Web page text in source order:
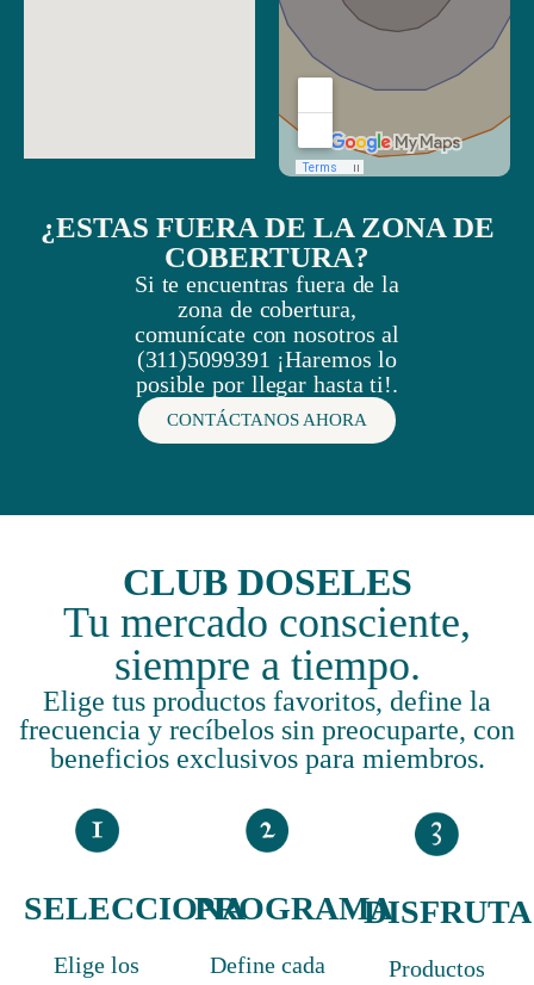
¿ESTAS FUERA DE LA ZONA DE
COBERTURA?
Si te encuentras fuera de la
zona de cobertura,
comunícate con nosotros al
(311)5099391 ¡Haremos lo
posible por llegar hasta ti!.
CONTÁCTANOS AHORA
CLUB DOSELES
Tu mercado consciente,
siempre a tiempo.
Elige tus productos favoritos, define la
frecuencia y recíbelos sin preocuparte, con
beneficios exclusivos para miembros.
SELECCIONA
Elige los
PROGRAMA
Define cada
DISFRUTA
Productos